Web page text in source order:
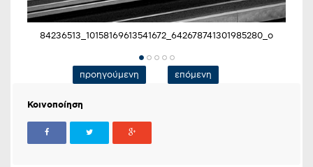
84236513_10158169613541672_642678741301985280_o
προηγούμενη επόμενη
Κοινοποίηση